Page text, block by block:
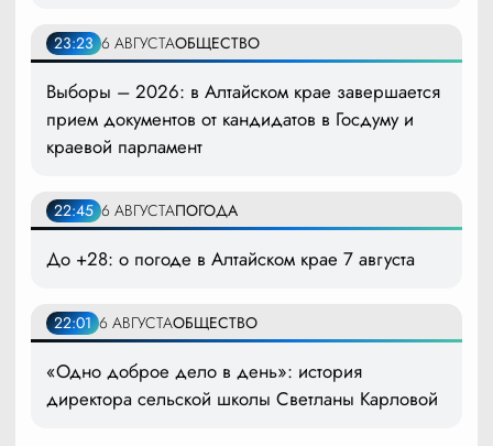
23:23 6 АВГУСТАОБЩЕСТВО
Выборы – 2026: в Алтайском крае завершается
прием документов от кандидатов в Госдуму и
краевой парламент
22:45 6 АВГУСТАПОГОДА
До +28: о погоде в Алтайском крае 7 августа
22:01 6 АВГУСТАОБЩЕСТВО
«Одно доброе дело в день»: история
директора сельской школы Светланы Карловой